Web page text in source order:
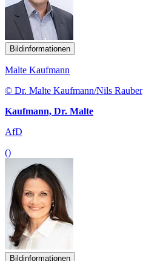
Bildinformationen
Malte Kaufmann
© Dr. Malte Kaufmann/Nils Rauber
Kaufmann, Dr. Malte
AfD
()
Bildinformationen